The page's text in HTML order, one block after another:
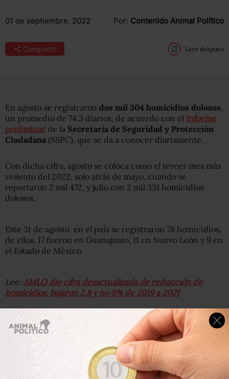
01 de septiembre, 2022 Por: Contenido Animal Político
Compartir Leer después
En agosto se registraron dos mil 304 homicidios dolosos,
un promedio de 74.3 diarios, de acuerdo con el Informe
preliminar de la Secretaría de Seguridad y Protección
Ciudadana (SSPC), que se da a conocer diariamente.
Con dicha cifra, agosto se coloca como el tercer mes más
violento del 2022, solo atrás de mayo, cuando se
reportaron 2 mil 472, y julio con 2 mil 331 homicidios
dolosos.
Este 31 de agosto, en el país se registraron 78 homicidios,
de ellos, 17 fueron en Guanajuato, 11 en Nuevo León y 9 en
el Estado de México.
Lee:AMLO dio cifra desactualizada de reducción de
homicidios, bajaron 2.8 y no 9% de 2019 a 2021
Febrero de este año fue el mes que menos homicidio
doloso registró con mil 933, aunque solo cuenta con 28
días.